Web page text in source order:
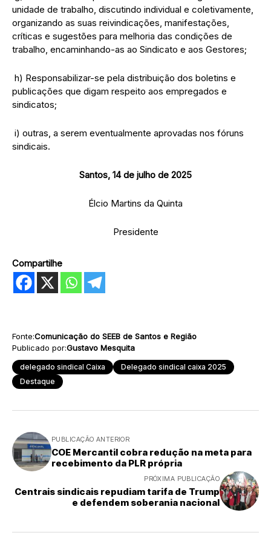
unidade de trabalho, discutindo individual e coletivamente,
organizando as suas reivindicações, manifestações,
críticas e sugestões para melhoria das condições de
trabalho, encaminhando-as ao Sindicato e aos Gestores;
h) Responsabilizar-se pela distribuição dos boletins e
publicações que digam respeito aos empregados e
sindicatos;
i) outras, a serem eventualmente aprovadas nos fóruns
sindicais.
Santos, 14 de julho de 2025
Élcio Martins da Quinta
Presidente
Compartilhe
Fonte:Comunicação do SEEB de Santos e Região
Publicado por:Gustavo Mesquita
delegado sindical Caixa
Delegado sindical caixa 2025
Destaque
PUBLICAÇÃO ANTERIOR
COE Mercantil cobra redução na meta para
recebimento da PLR própria
PRÓXIMA PUBLICAÇÃO
Centrais sindicais repudiam tarifa de Trump
e defendem soberania nacional